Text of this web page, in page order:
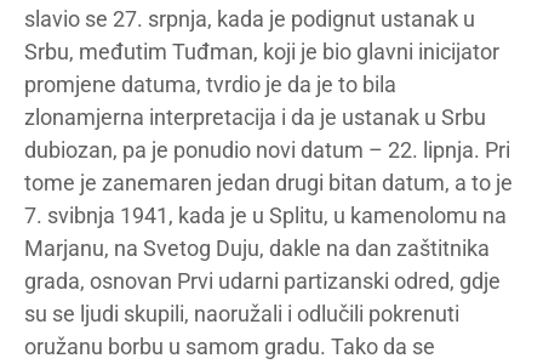
slavio se 27. srpnja, kada je podignut ustanak u
Srbu, međutim Tuđman, koji je bio glavni inicijator
promjene datuma, tvrdio je da je to bila
zlonamjerna interpretacija i da je ustanak u Srbu
dubiozan, pa je ponudio novi datum – 22. lipnja. Pri
tome je zanemaren jedan drugi bitan datum, a to je
7. svibnja 1941, kada je u Splitu, u kamenolomu na
Marjanu, na Svetog Duju, dakle na dan zaštitnika
grada, osnovan Prvi udarni partizanski odred, gdje
su se ljudi skupili, naoružali i odlučili pokrenuti
oružanu borbu u samom gradu. Tako da se